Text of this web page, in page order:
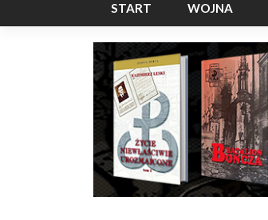
START WOJNA